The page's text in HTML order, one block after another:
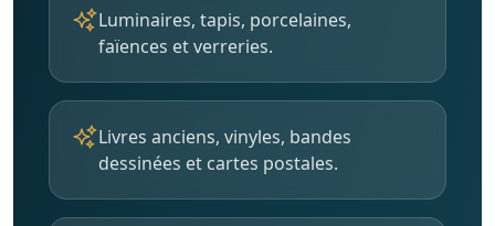
Luminaires, tapis, porcelaines,
faïences et verreries.
Livres anciens, vinyles, bandes
dessinées et cartes postales.